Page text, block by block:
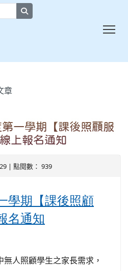
章
一學期【課後照顧服
上報名通知
| 點閱數： 939
學期【課後照顧
名通知
人照顧學生之家長需求，